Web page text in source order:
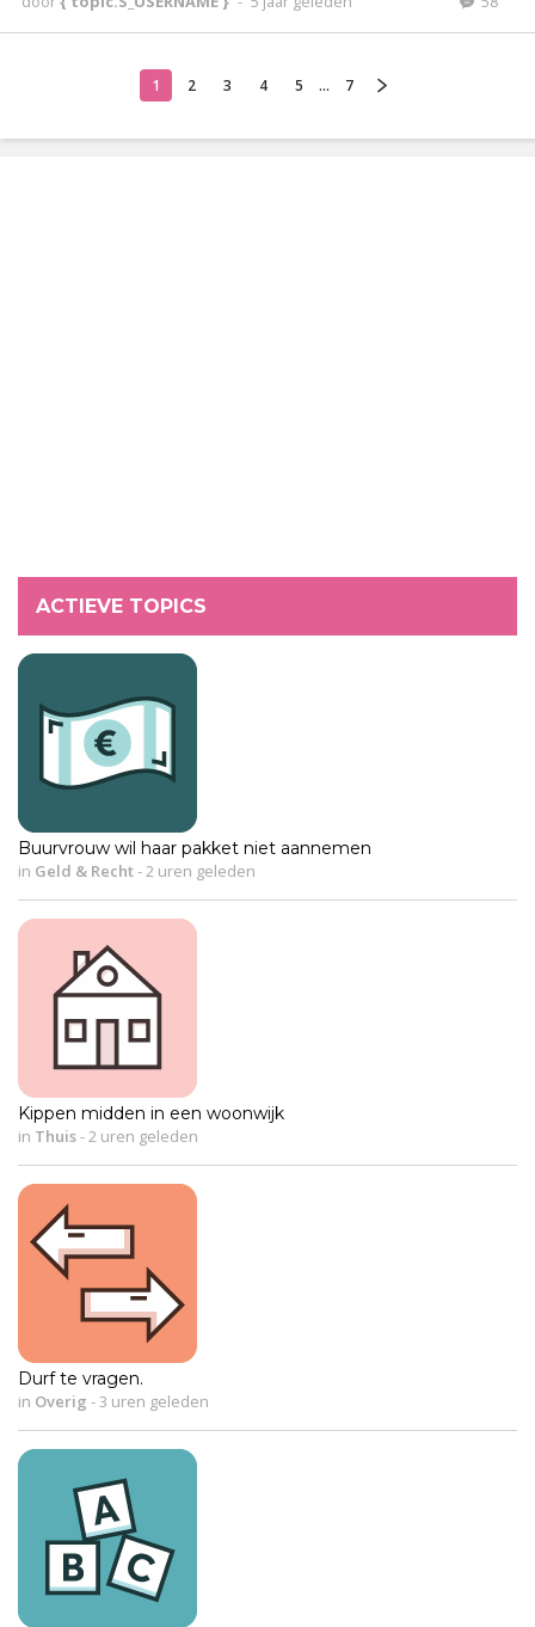
1 2 3 4 5 ... 7
ACTIEVE TOPICS
Buurvrouw wil haar pakket niet aannemen
in Geld & Recht- 2 uren geleden
Kippen midden in een woonwijk
in Thuis- 2 uren geleden
Durf te vragen.
in Overig - 3 uren geleden